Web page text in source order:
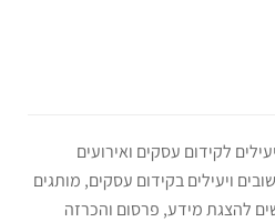
לקידום עסקים ואירועים
ויעילים בקידום עסקים, מותגים
להצגת מידע, פרסום והכרזה